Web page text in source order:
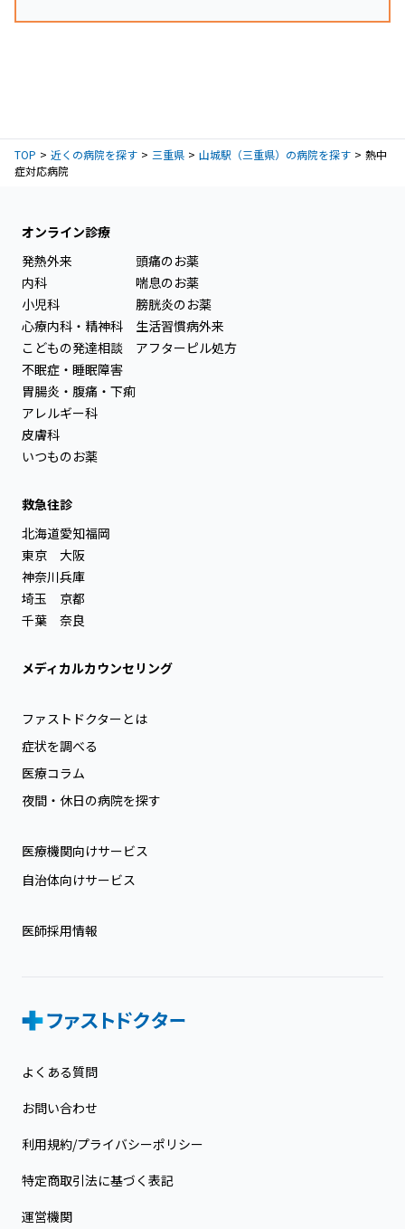
TOP 近くの病院を探す 三重県 山城駅（三重県）の病院を探す
熱中
症対応病院
オンライン診療
発熱外来
内科
小児科
心療内科・精神科
こどもの発達相談
不眠症・睡眠障害
胃腸炎・腹痛・下痢
アレルギー科
皮膚科
いつものお薬
頭痛のお薬
喘息のお薬
膀胱炎のお薬
生活習慣病外来
アフターピル処方
救急往診
北海道
東京
神奈川
埼玉
千葉
愛知
大阪
兵庫
京都
奈良
福岡
メディカルカウンセリング
ファストドクターとは
症状を調べる
医療コラム
夜間・休日の病院を探す
医療機関向けサービス
自治体向けサービス
医師採用情報
よくある質問
お問い合わせ
利用規約/プライバシーポリシー
特定商取引法に基づく表記
運営機関